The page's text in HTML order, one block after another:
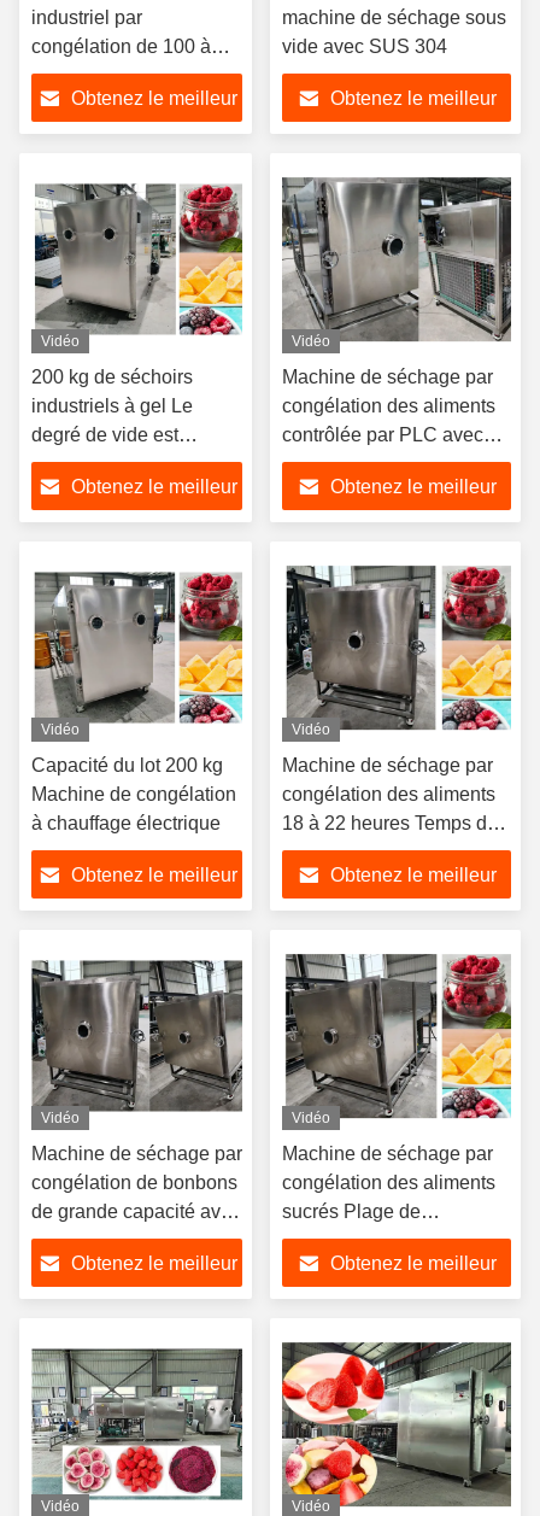
industriel par
congélation de 100 à
300 kg avec options de
tensionObtenez le meilleur
machine de séchage sous
vide avec SUS 304
Obtenez le meilleur
Vidéo
200 kg de séchoirs
industriels à gel Le
degré de vide est
inférieur à 10 Pa
Obtenez le meilleur
Vidéo
Machine de séchage par
congélation des aliments
contrôlée par PLC avec
méthode de
refroidissement à l'air
Obtenez le meilleur
Vidéo
Capacité du lot 200 kg
Machine de congélation
à chauffage électrique
Obtenez le meilleur
Vidéo
Machine de séchage par
congélation des aliments
18 à 22 heures Temps de
séchage par congélation
Obtenez le meilleur
Vidéo
Machine de séchage par
congélation de bonbons
de grande capacité avec
séchage de 18 à 22
heuresObtenez le meilleur
Vidéo
Machine de séchage par
congélation des aliments
sucrés Plage de
température -40°C à 80°C
Obtenez le meilleur
Vidéo Vidéo